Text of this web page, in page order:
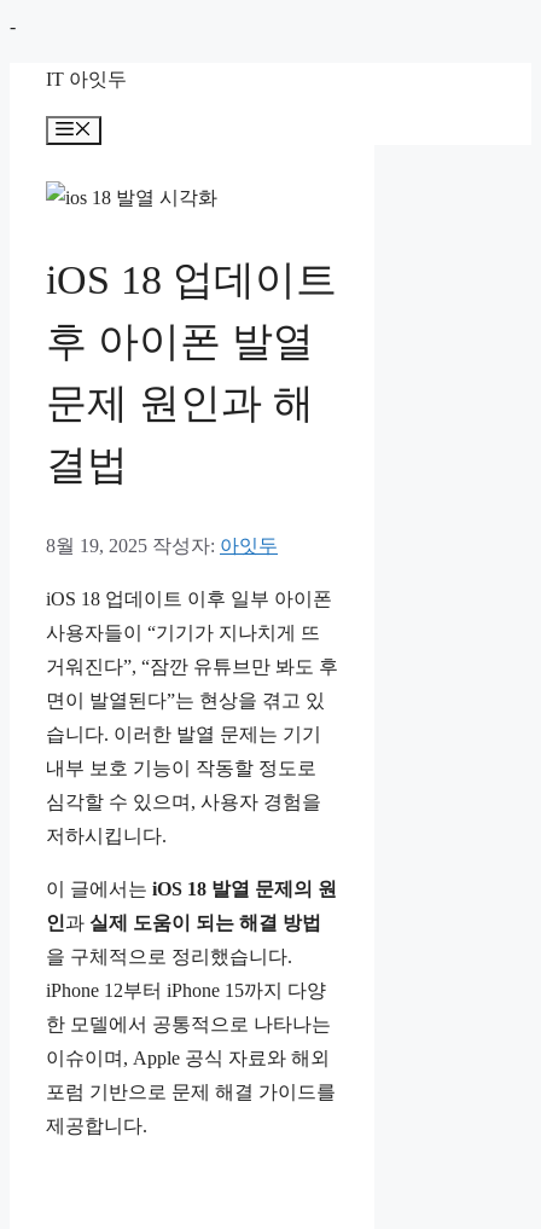
-컨
IT 아잇두
뉴
iOS 18 업데이트
후 아이폰 발열
문제 원인과 해
결법
8월 19, 2025 작성자: 아잇두
iOS 18 업데이트 이후 일부 아이폰
사용자들이 “기기가 지나치게 뜨
거워진다”, “잠깐 유튜브만 봐도 후
면이 발열된다”는 현상을 겪고 있
습니다. 이러한 발열 문제는 기기
내부 보호 기능이 작동할 정도로
심각할 수 있으며, 사용자 경험을
저하시킵니다.
이 글에서는 iOS 18 발열 문제의 원
인과 실제 도움이 되는 해결 방법
을 구체적으로 정리했습니다.
iPhone 12부터 iPhone 15까지 다양
한 모델에서 공통적으로 나타나는
이슈이며, Apple 공식 자료와 해외
포럼 기반으로 문제 해결 가이드를
제공합니다.